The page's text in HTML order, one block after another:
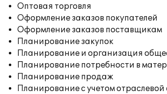
Оптовая торговля
Оформление заказов покупателей
Оформление заказов поставщикам
Планирование закупок
Планирование и организация
Планирование потребности в
Планирование продаж
Планирование с учетом